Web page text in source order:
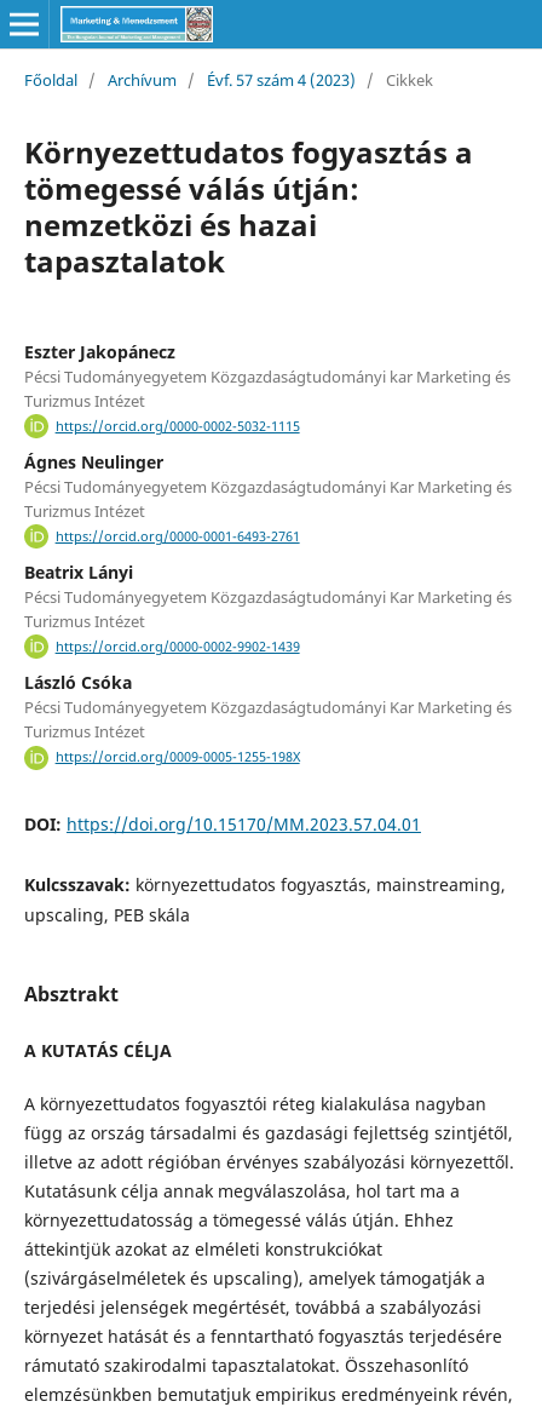
Főoldal / Archívum / Évf. 57 szám 4 (2023) / Cikkek
Környezettudatos fogyasztás a
tömegessé válás útján:
nemzetközi és hazai
tapasztalatok
Eszter Jakopánecz
Pécsi Tudományegyetem Közgazdaságtudományi kar Marketing és
Turizmus Intézet
https://orcid.org/0000-0002-5032-1115
Ágnes Neulinger
Pécsi Tudományegyetem Közgazdaságtudományi Kar Marketing és
Turizmus Intézet
https://orcid.org/0000-0001-6493-2761
Beatrix Lányi
Pécsi Tudományegyetem Közgazdaságtudományi Kar Marketing és
Turizmus Intézet
https://orcid.org/0000-0002-9902-1439
László Csóka
Pécsi Tudományegyetem Közgazdaságtudományi Kar Marketing és
Turizmus Intézet
https://orcid.org/0009-0005-1255-198X
DOI: https://doi.org/10.15170/MM.2023.57.04.01
Kulcsszavak: környezettudatos fogyasztás, mainstreaming,
upscaling, PEB skála
Absztrakt
A KUTATÁS CÉLJA
A környezettudatos fogyasztói réteg kialakulása nagyban
függ az ország társadalmi és gazdasági fejlettség szintjétől,
illetve az adott régióban érvényes szabályozási környezettől.
Kutatásunk célja annak megválaszolása, hol tart ma a
környezettudatosság a tömegessé válás útján. Ehhez
áttekintjük azokat az elméleti konstrukciókat
(szivárgáselméletek és upscaling), amelyek támogatják a
terjedési jelenségek megértését, továbbá a szabályozási
környezet hatását és a fenntartható fogyasztás terjedésére
rámutató szakirodalmi tapasztalatokat. Összehasonlító
elemzésünkben bemutatjuk empirikus eredményeink révén,